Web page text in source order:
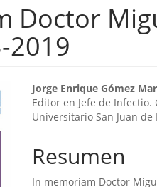
Doctor
2019
Contenido
principal
artículo
Jorge Enrique Gómez
Editor en Jefe de
Universitario San Juan de
Resumen
In memoriam Doctor